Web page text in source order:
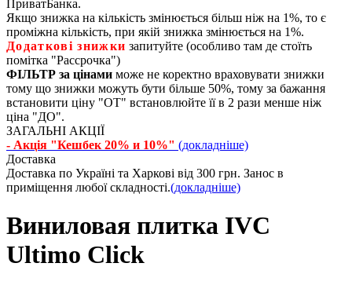
ПриватБанка.
Якщо знижка на кількість змінюється більш ніж на 1%, то є
проміжна кількість, при якій знижка змінюється на 1%.
Додаткові знижки запитуйте (особливо там де стоїть
помітка "Рассрочка")
ФІЛЬТР за цінами може не коректно враховувати знижки
тому що знижки можуть бути більше 50%, тому за бажання
встановити ціну "ОТ" встановлюйте її в 2 рази менше ніж
ціна "ДО".
ЗАГАЛЬНІ АКЦІЇ
- Акція "Кешбек 20% и 10%" (докладніше)
Доставка
Доставка по Україні та Харкові від 300 грн. Занос в
приміщення любої складності.(докладніше)
Виниловая плитка IVC
Ultimo Click